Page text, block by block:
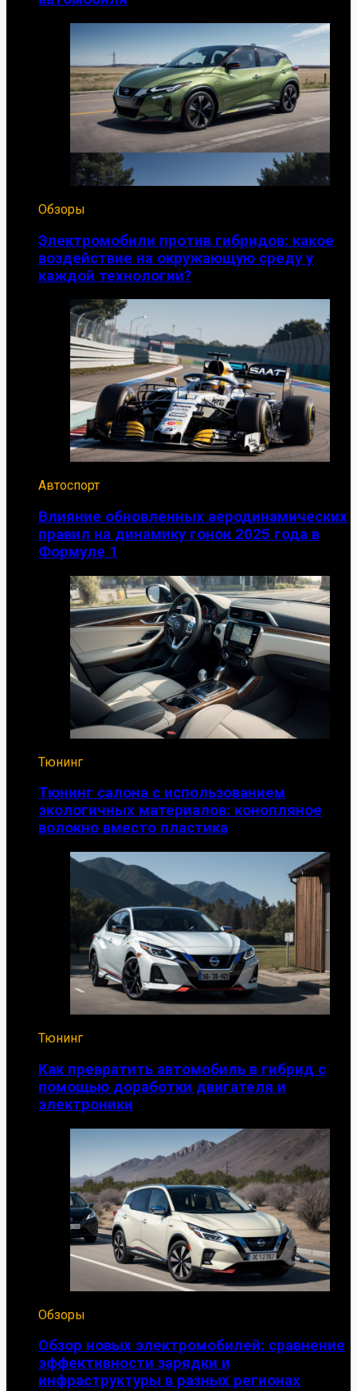
Обзоры
Электромобили против гибридов: какое
воздействие на окружающую среду у
каждой технологии?
Автоспорт
Влияние обновленных аеродинамических
правил на динамику гонок 2025 года в
Формуле 1
Тюнинг
Тюнинг салона с использованием
экологичных материалов: конопляное
волокно вместо пластика
Тюнинг
Как превратить автомобиль в гибрид с
помощью доработки двигателя и
электроники
Обзоры
Обзор новых электромобилей: сравнение
эффективности зарядки и
инфраструктуры в разных регионах